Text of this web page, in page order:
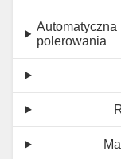
polerowania